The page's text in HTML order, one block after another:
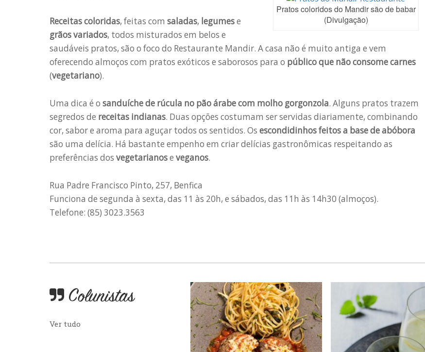
Pratos coloridos do Mandir são de babar
(Divulgação)
Receitas coloridas, feitas com saladas, legumese
grãos variados, todos misturados em belos e
saudáveis pratos, são o foco do Restaurante Mandir. A casa não é muito antiga e vem
oferecendo almoços com pratos exóticos e saborosos para o público que não consome carnes
(vegetariano).
Uma dica é o sanduíche de rúcula no pão árabe com molho gorgonzola. Alguns pratos trazem
segredos de receitas indianas. Duas opções costumam ser servidas diariamente, combinando
cor, sabor e aroma para aguçar todos os sentidos. Os escondidinhos feitos a base de abóbora
são uma delícia. Há bastante empenho em criar delícias gastronômicas respeitando as
preferências dos vegetarianose veganos.
Rua Padre Francisco Pinto, 257, Benfica
Funciona de segunda à sexta, das 11 às 20h, e sábados, das 11h às 14h30 (almoços).
Telefone: (85) 3023.3563
Colunistas
Ver tudo